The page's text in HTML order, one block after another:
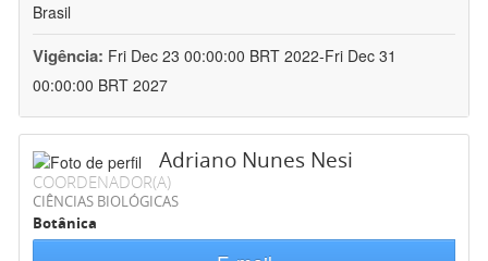
Brasil
Vigência: Fri Dec 23 00:00:00 BRT 2022-Fri Dec 31
00:00:00 BRT 2027
Adriano Nunes Nesi
COORDENADOR(A)
CIÊNCIAS BIOLÓGICAS
Botânica